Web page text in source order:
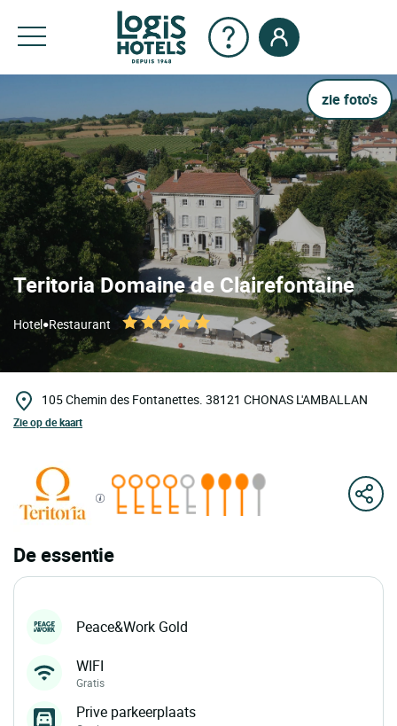
zie foto's
Teritoria Domaine de Clairefontaine
Hotel•Restaurant
105 Chemin des Fontanettes. 38121 CHONAS L'AMBALLAN
Zie op de kaart
De essentie
Peace&Work Gold
WIFI
Gratis
Prive parkeerplaats